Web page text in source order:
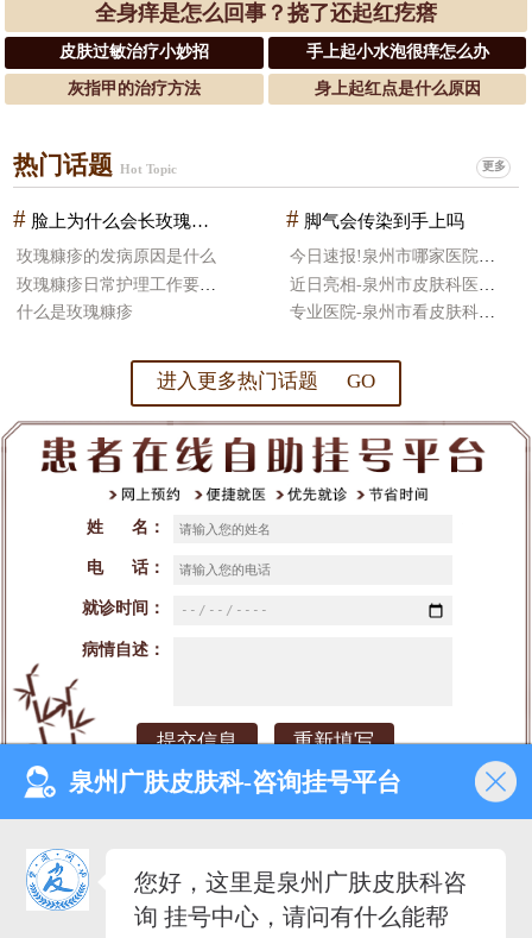
全身痒是怎么回事？挠了还起红疙瘩
皮肤过敏治疗小妙招 手上起小水泡很痒怎么办
灰指甲的治疗方法 身上起红点是什么原因
热门话题 Hot Topic 更多
# 脸上为什么会长玫瑰糠疹
玫瑰糠疹的发病原因是什么
什么是玫瑰糠疹
# 脚气会传染到手上吗
专业医院-泉州市看皮肤科医院比较好
进入更多热门话题 GO
姓 名：
电 话：
就诊时间：
病情自述：
就诊时间：早8：00-晚18：00（节假日不休）
来院地址：泉州市丰泽区泉秀街道泉淮社区田安南路420号
泉州广肤皮肤科-咨询挂号平台
您好，这里是泉州广肤皮肤科咨
询 挂号中心，请问有什么能帮